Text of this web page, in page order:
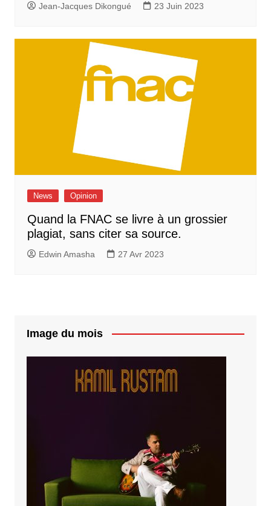
Jean-Jacques Dikongué 23 Juin 2023
News Opinion
Quand la FNAC se livre à un grossier
plagiat, sans citer sa source.
Edwin Amasha 27 Avr 2023
Image du mois